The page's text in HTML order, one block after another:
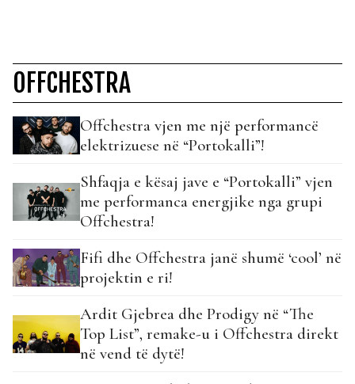
OFFCHESTRA
Offchestra vjen me një performancë
elektrizuese në “Portokalli”!
Shfaqja e kësaj jave e “Portokalli” vjen
me performanca energjike nga grupi
Offchestra!
Fifi dhe Offchestra janë shumë ‘cool’ në
projektin e ri!
Ardit Gjebrea dhe Prodigy në “The
Top List”, remake-u i Offchestra direkt
në vend të dytë!